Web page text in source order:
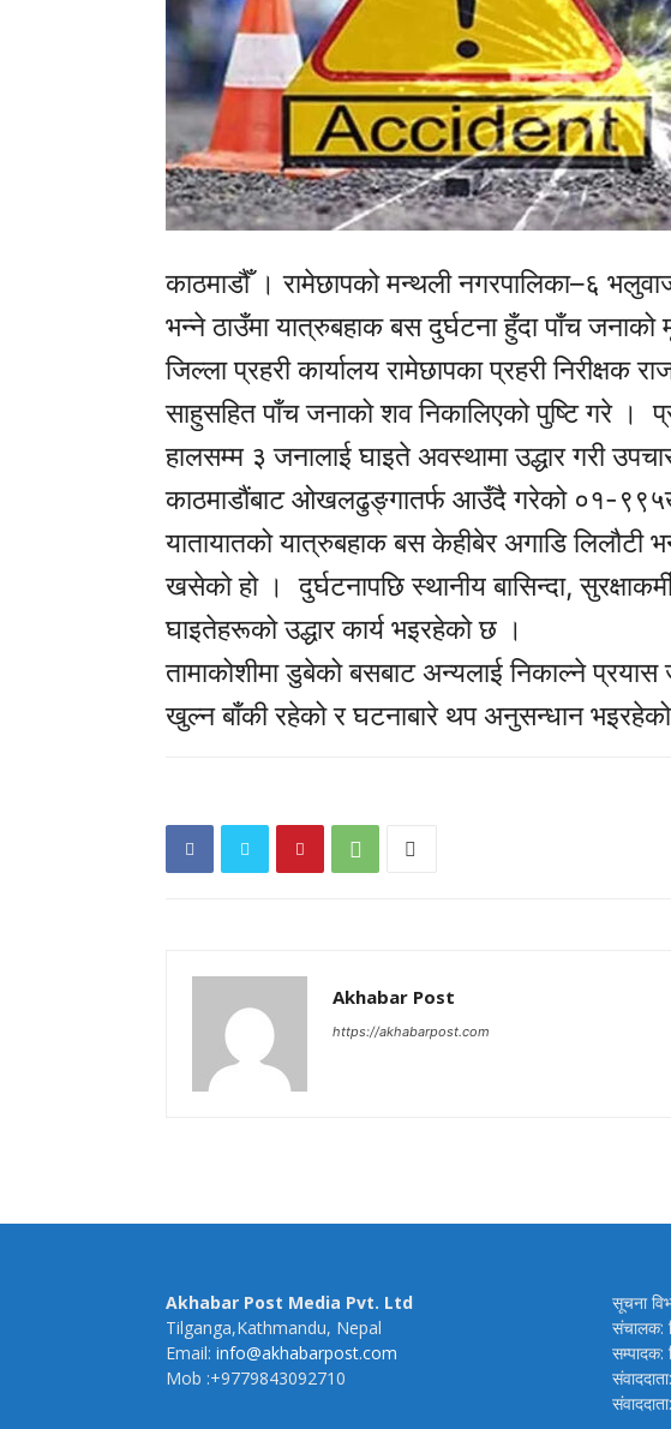
काठमाडौँ । रामेछापको मन्थली नगरपालिका–६
भन्ने ठाउँमा यात्रुबहाक बस दुर्घटना हुँदा पाँच
जिल्ला प्रहरी कार्यालय रामेछापका प्रहरी निरीक्षक
साहुसहित पाँच जनाको शव निकालिएको पुष्टि गरे ।
हालसम्म ३ जनालाई घाइते अवस्थामा उद्धार गरी
काठमाडौंबाट ओखलढुङ्गातर्फ आउँदै गरेको ०१-
यातायातको यात्रुबहाक बस केहीबेर अगाडि लिलौटी
खसेको हो । दुर्घटनापछि स्थानीय बासिन्दा,
घाइतेहरूको उद्धार कार्य भइरहेको छ ।
तामाकोशीमा डुबेको बसबाट अन्यलाई निकाल्ने
खुल्न बाँकी रहेको र घटनाबारे थप अनुसन्धान
Akhabar Post
https://akhabarpost.com
Akhabar Post Media Pvt. Ltd
Tilganga,Kathmandu, Nepal
Email: info@akhabarpost.com
Mob :+9779843092710
सूचना
संचालक:
सम्पादक: